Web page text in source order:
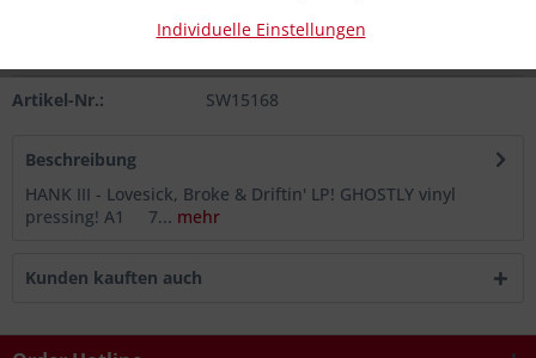
Artikel-Nr.: SW15168
Beschreibung
HANK III - Lovesick, Broke & Driftin' LP! GHOSTLY vinyl
pressing! A1 7... mehr
Kunden kauften auch
Individuelle Einstellungen